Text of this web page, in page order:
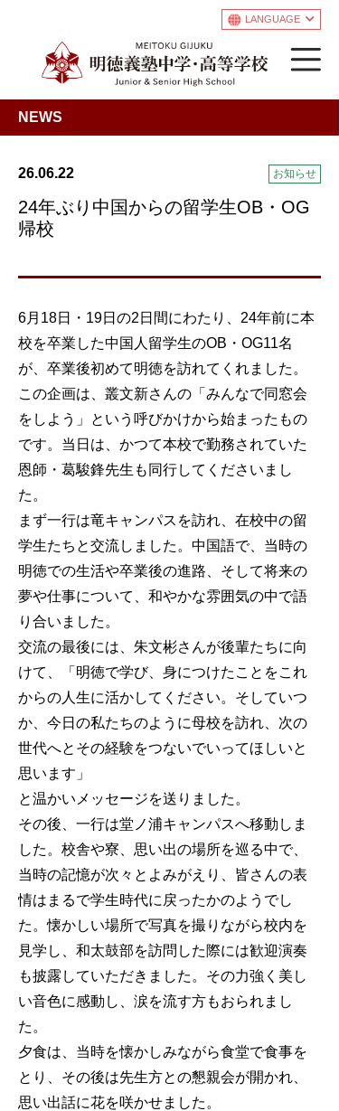
LANGUAGE
NEWS
お知らせ
26.06.22
24年ぶり中国からの留学生OB・OG
帰校
6月18日・19日の2日間にわたり、24年前に本
校を卒業した中国人留学生のOB・OG11名
が、卒業後初めて明徳を訪れてくれました。
この企画は、叢文新さんの「みんなで同窓会
をしよう」という呼びかけから始まったもの
です。当日は、かつて本校で勤務されていた
恩師・葛駿鋒先生も同行してくださいまし
た。
まず一行は竜キャンパスを訪れ、在校中の留
学生たちと交流しました。中国語で、当時の
明徳での生活や卒業後の進路、そして将来の
夢や仕事について、和やかな雰囲気の中で語
り合いました。
交流の最後には、朱文彬さんが後輩たちに向
けて、「明徳で学び、身につけたことをこれ
からの人生に活かしてください。そしていつ
か、今日の私たちのように母校を訪れ、次の
世代へとその経験をつないでいってほしいと
思います」
と温かいメッセージを送りました。
その後、一行は堂ノ浦キャンパスへ移動しま
した。校舎や寮、思い出の場所を巡る中で、
当時の記憶が次々とよみがえり、皆さんの表
情はまるで学生時代に戻ったかのようでし
た。懐かしい場所で写真を撮りながら校内を
見学し、和太鼓部を訪問した際には歓迎演奏
も披露していただきました。その力強く美し
い音色に感動し、涙を流す方もおられまし
た。
夕食は、当時を懐かしみながら食堂で食事を
とり、その後は先生方との懇親会が開かれ、
思い出話に花を咲かせました。